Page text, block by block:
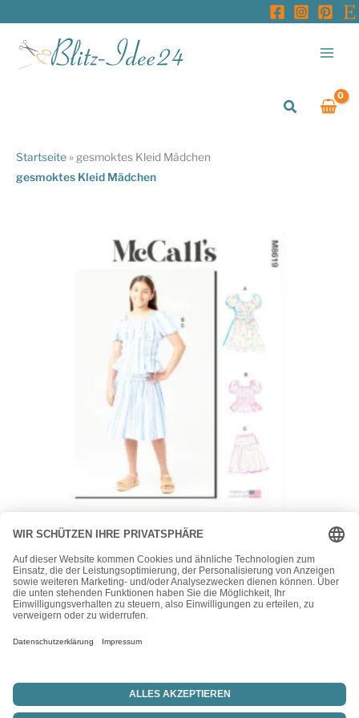
springen
Suchen
Startseite » gesmoktes Kleid Mädchen
gesmoktes Kleid Mädchen
McCall's
McCalls Schnittmuster M8619 – Mädchen Zweiteiler – Kleid
– gesmokt
15,50€